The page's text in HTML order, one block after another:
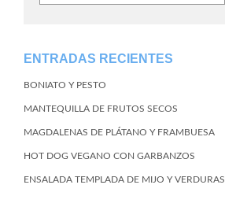
ENTRADAS RECIENTES
BONIATO Y PESTO
MANTEQUILLA DE FRUTOS SECOS
MAGDALENAS DE PLÁTANO Y FRAMBUESA
HOT DOG VEGANO CON GARBANZOS
ENSALADA TEMPLADA DE MIJO Y VERDURAS